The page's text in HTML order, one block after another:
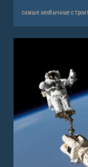
самые необычные